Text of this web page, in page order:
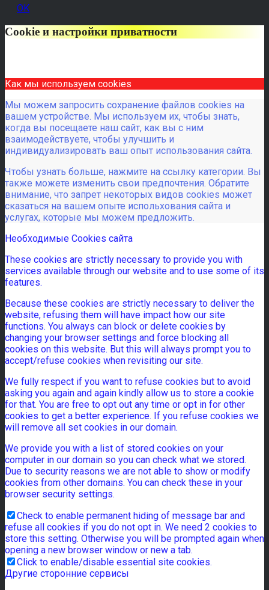
OK
Cookie и настройки приватности
Как мы используем cookies
Мы можем запросить сохранение файлов cookies на
вашем устройстве. Мы используем их, чтобы знать,
когда вы посещаете наш сайт, как вы с ним
взаимодействуете, чтобы улучшить и
индивидуализировать ваш опыт использования сайта.
Чтобы узнать больше, нажмите на ссылку категории. Вы
также можете изменить свои предпочтения. Обратите
внимание, что запрет некоторых видов cookies может
сказаться на вашем опыте испольхования сайта и
услугах, которые мы можем предложить.
Необходимые Cookies сайта
These cookies are strictly necessary to provide you with
services available through our website and to use some of its
features.
Because these cookies are strictly necessary to deliver the
website, refusing them will have impact how our site
functions. You always can block or delete cookies by
changing your browser settings and force blocking all
cookies on this website. But this will always prompt you to
accept/refuse cookies when revisiting our site.
We fully respect if you want to refuse cookies but to avoid
asking you again and again kindly allow us to store a cookie
for that. You are free to opt out any time or opt in for other
cookies to get a better experience. If you refuse cookies we
will remove all set cookies in our domain.
We provide you with a list of stored cookies on your
computer in our domain so you can check what we stored.
Due to security reasons we are not able to show or modify
cookies from other domains. You can check these in your
browser security settings.
Check to enable permanent hiding of message bar and
refuse all cookies if you do not opt in. We need 2 cookies to
store this setting. Otherwise you will be prompted again when
opening a new browser window or new a tab.
Click to enable/disable essential site cookies.
Другие сторонние сервисы